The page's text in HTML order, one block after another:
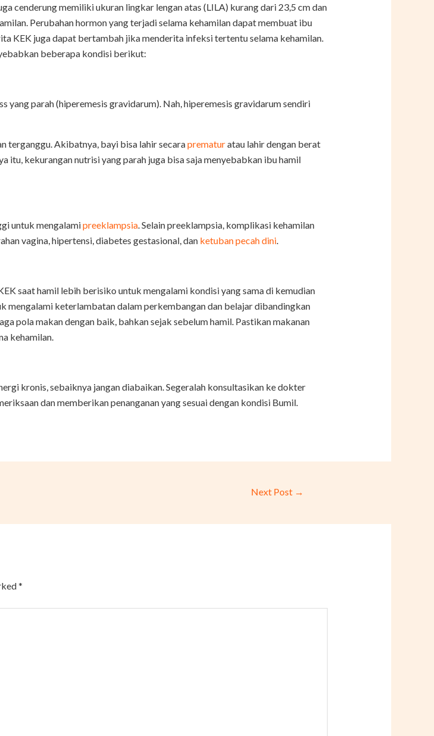
cenderung memiliki ukuran lingkar lengan atas (LILA) kurang dari 23,5 cm dan
Perubahan hormon yang terjadi selama kehamilan dapat membuat ibu
KEK juga dapat bertambah jika menderita infeksi tertentu selama kehamilan.
beberapa kondisi berikut:
yang parah (hiperemesis gravidarum). Nah, hiperemesis gravidarum sendiri
terganggu. Akibatnya, bayi bisa lahir secaraprematuratau lahir dengan berat
itu, kekurangan nutrisi yang parah juga bisa saja menyebabkan ibu hamil
untuk mengalamipreeklampsia. Selain preeklampsia, komplikasi kehamilan
vagina, hipertensi, diabetes gestasional, dan ketuban pecah dini.
saat hamil lebih berisiko untuk mengalami kondisi yang sama di kemudian
mengalami keterlambatan dalam perkembangan dan belajar dibandingkan
pola makan dengan baik, bahkan sejak sebelum hamil. Pastikan makanan
kehamilan.
kronis, sebaiknya jangan diabaikan. Segeralah konsultasikan ke dokter
dan memberikan penanganan yang sesuai dengan kondisi Bumil.
Next Post →
*